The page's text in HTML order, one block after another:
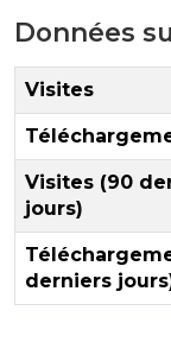
Données
Visites
Visites (90
jours)
derniers